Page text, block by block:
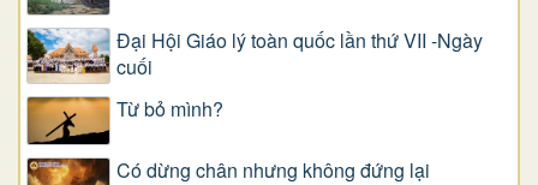
Đại Hội Giáo lý toàn quốc lần thứ VII -Ngày
cuối
Từ bỏ mình?
Có dừng chân nhưng không đứng lại